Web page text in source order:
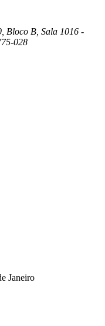
Bloco B, Sala 1016 -
028
Janeiro